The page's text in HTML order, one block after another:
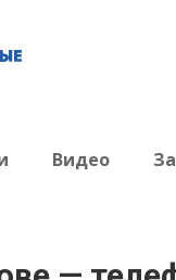
Видео